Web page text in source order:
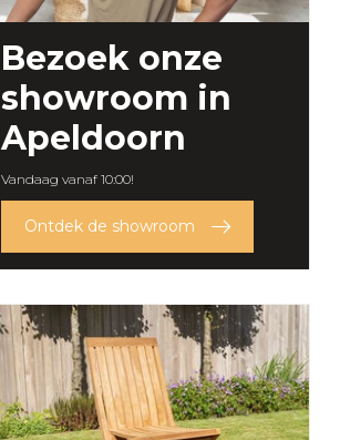
Bezoek onze
showroom in
Apeldoorn
Vandaag vanaf 10:00!
Ontdek de showroom